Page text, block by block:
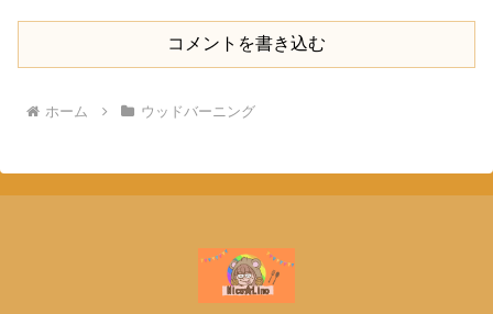
コメントを書き込む
ホーム ウッドバーニング